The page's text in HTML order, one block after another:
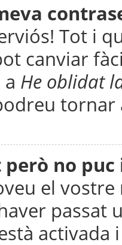
Tot i
canviar
He oblidat
tornar
però no
el vostre
passat